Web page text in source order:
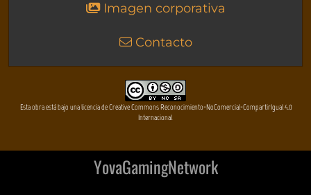
Imagen corporativa
Contacto
Esta obra está bajo una licencia de Creative Commons Reconocimiento-NoComercial-CompartirIgual 4.0
Internacional
YovaGamingNetwork